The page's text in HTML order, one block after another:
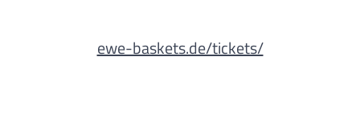
ewe-baskets.de/tickets/